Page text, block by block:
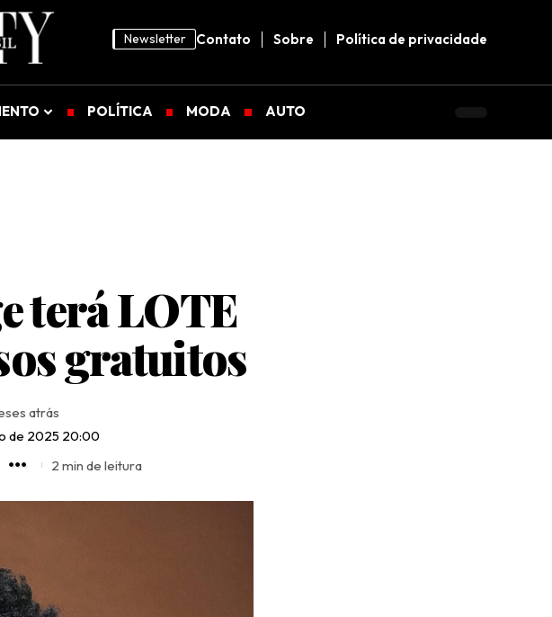
Newsletter Contato Sobre Política de privacidade
POLÍTICA MODA AUTO
terá LOTE
gratuitos
de 2025 20:00
atrás
2 min de leitura